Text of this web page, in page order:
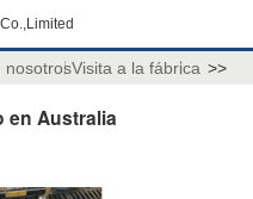
nosotrosVisita a la fábrica >>
en Australia